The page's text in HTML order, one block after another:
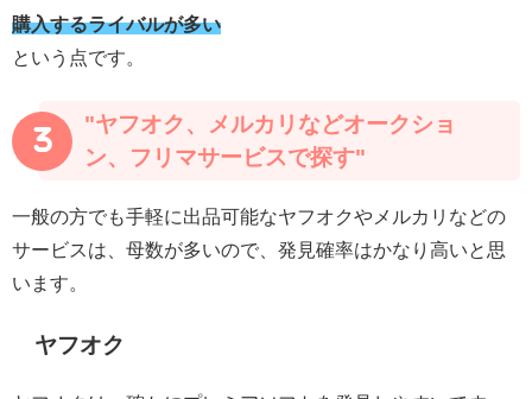
購入するライバルが多い
という点です。
3
"ヤフオク、メルカリなどオークショ
ン、フリマサービスで探す"
一般の方でも手軽に出品可能なヤフオクやメルカリなどの
サービスは、母数が多いので、発見確率はかなり高いと思
います。
ヤフオク